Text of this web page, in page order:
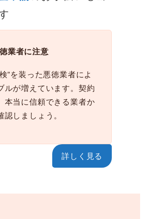
業者に注意
”を装った悪徳業者によ
ルが増えています。契約
本当に信頼できる業者か
認しましょう。
詳しく見る